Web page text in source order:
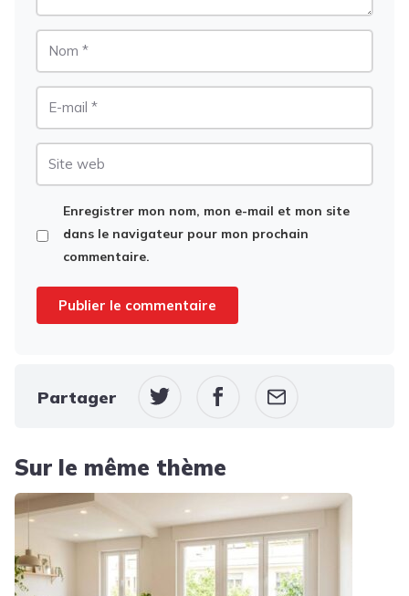
Enregistrer mon nom, mon e-mail et mon site
dans le navigateur pour mon prochain
commentaire.
Partager
Sur le même thème